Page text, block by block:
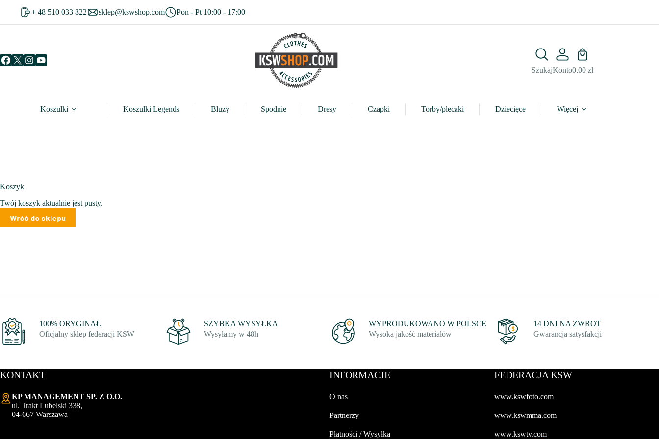
+ 48 510 033 822 sklep@kswshop.com Pon - Pt 10:00 - 17:00
SzukajKonto
Koszyk
0,00 zł
Koszulki Koszulki Legends Bluzy Spodnie Dresy Czapki Torby/plecaki Dziecięce Więcej
Koszyk
Twój koszyk aktualnie jest pusty.
Wróć do sklepu
100% ORYGINAŁ
Oficjalny sklep federacji KSW
SZYBKA WYSYŁKA
Wysyłamy w 48h
WYPRODUKOWANO W POLSCE
Wysoka jakość materiałów
14 DNI NA ZWROT
Gwarancja satysfakcji
KONTAKT
KP MANAGEMENT SP. Z O.O.
ul. Trakt Lubelski 338,
04-667 Warszawa
INFORMACJE
O nas
Partnerzy
Płatności / Wysyłka
FEDERACJA KSW
www.kswfoto.com
www.kswmma.com
www.kswtv.com